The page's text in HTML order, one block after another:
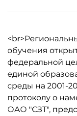
обучения
федеральной
единой
среды на 2001-
протоколу о
ОАО "СЗТ",